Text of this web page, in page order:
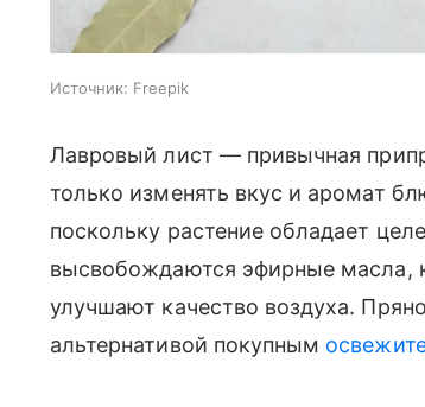
Источник: Freepik
Лавровый лист — привычная
только изменять вкус и аромат
поскольку растение обладает
высвобождаются эфирные масла,
улучшают качество воздуха.
альтернативой покупным